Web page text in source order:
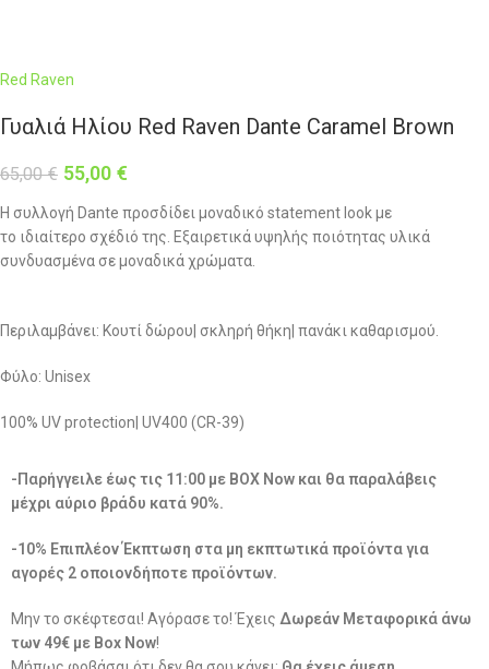
Red Raven
Γυαλιά Ηλίου Red Raven Dante Caramel Brown
65,00€ 55,00 €
Η συλλογή Dante προσδίδει μοναδικό statement look με
το ιδιαίτερο σχέδιό της. Εξαιρετικά υψηλής ποιότητας υλικά
συνδυασμένα σε μοναδικά χρώματα.
Περιλαμβάνει: Κουτί δώρου| σκληρή θήκη| πανάκι καθαρισμού.
Φύλο: Unisex
100% UV protection| UV400 (CR-39)
-Παρήγγειλε έως τις 11:00 με BOX Now και θα παραλάβεις
μέχρι αύριο βράδυ κατά 90%.
-10% Επιπλέον Έκπτωση στα μη εκπτωτικά προϊόντα για
αγορές 2 οποιονδήποτε προϊόντων.
Μην το σκέφτεσαι! Αγόρασε το! Έχεις Δωρεάν Μεταφορικά άνω
των 49€ με Box Now!